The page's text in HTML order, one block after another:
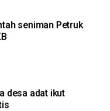
seniman Petruk
desa adat ikut